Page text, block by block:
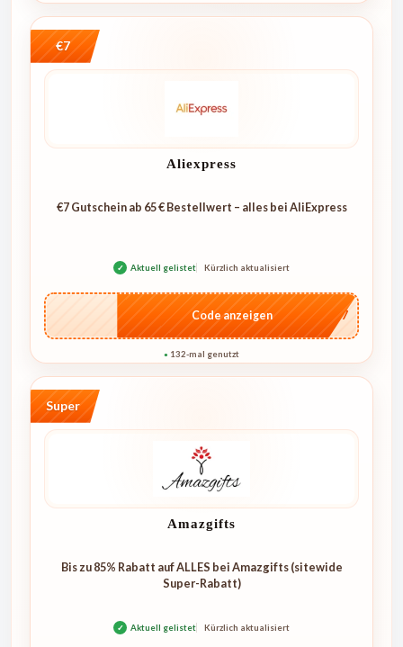
€7
Aliexpress
€7 Gutschein ab 65 € Bestellwert – alles bei AliExpress
✓ Aktuell gelistet Kürzlich aktualisiert
…E07
Code anzeigen
● 132-mal genutzt
Super
Amazgifts
Bis zu 85% Rabatt auf ALLES bei Amazgifts (sitewide
Super-Rabatt)
✓ Aktuell gelistet Kürzlich aktualisiert